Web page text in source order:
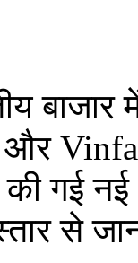
की गई
से